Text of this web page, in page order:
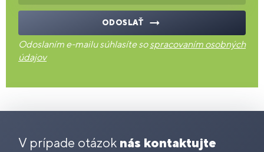
ODOSLAŤ
Odoslaním e-mailu súhlasíte sospracovaním osobných
údajov
V prípade otázok nás kontaktujte